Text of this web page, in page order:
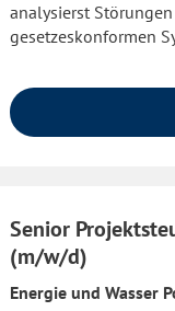
analysierst
gesetzeskonformen
Senior
(m/w/d)
Energie und Wasser